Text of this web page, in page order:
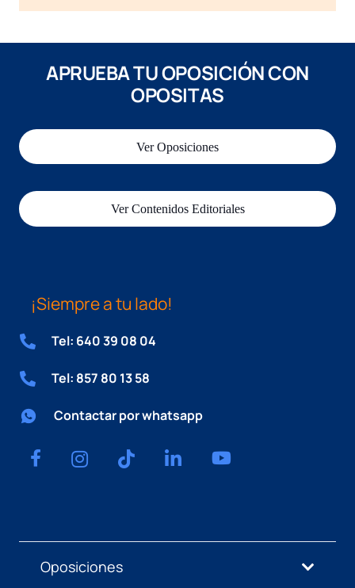
APRUEBA TU OPOSICIÓN CON
OPOSITAS
Ver Oposiciones
Ver Contenidos Editoriales
¡Siempre a tu lado!
Tel: 640 39 08 04
Tel: 857 80 13 58
Contactar por whatsapp
Oposiciones